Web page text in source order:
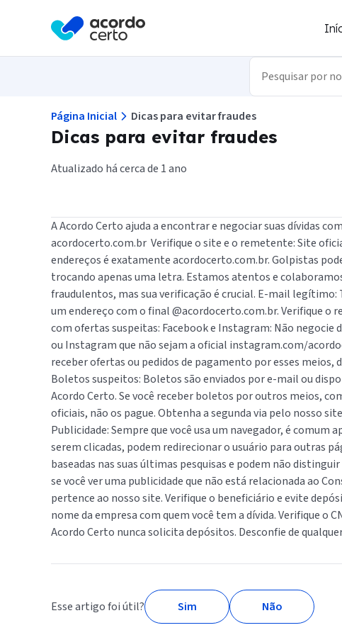
A Acordo Certo em conjunto com a
um aplicativo para você transformar
Veja todas as suas dívidas
Aumente seu Score de maneira fácil
Encontre as melhores ofertas de
Ou escaneie o código para
Página Inicial Dicas para evitar fraudes
Dicas para evitar fraudes
Atualizado há cerca de 1 ano
A Acordo Certo ajuda a encontrar e negociar suas dívidas
acordocerto.com.br Verifique o site e o remetente: Site
endereços é exatamente acordocerto.com.br. Golpistas
trocando apenas uma letra. Estamos atentos e
fraudulentos, mas sua verificação é crucial. E-mail legítimo:
um endereço com o final @acordocerto.com.br. Verifique
com ofertas suspeitas: Facebook e Instagram: Não negocie
ou Instagram que não sejam a oficial instagram.com/
receber ofertas ou pedidos de pagamento por esses meios,
Boletos suspeitos: Boletos são enviados por e-mail ou
Acordo Certo. Se você receber boletos por outros meios,
oficiais, não os pague. Obtenha a segunda via pelo nosso
Publicidade: Sempre que você usa um navegador, é comum
serem clicadas, podem redirecionar o usuário para outras
baseadas nas suas últimas pesquisas e podem não
se você ver uma publicidade que não está relacionada ao
pertence ao nosso site. Verifique o beneficiário e evite
nome da empresa com quem você tem a dívida. Verifique o
Acordo Certo nunca solicita depósitos. Desconfie de
Esse artigo foi útil? Sim Não